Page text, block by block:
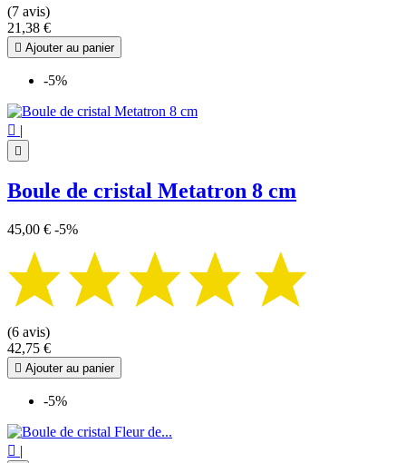
(7 avis)
21,38 €
 Ajouter au panier
-5%
 |

Boule de cristal Metatron 8 cm
45,00 € -5%
(6 avis)
42,75 €
 Ajouter au panier
-5%
 |